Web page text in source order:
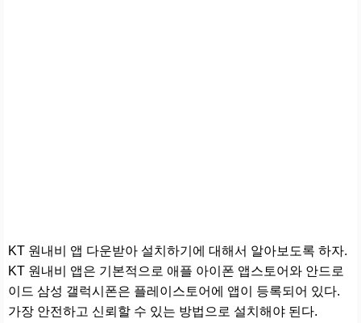
KT 원내비 앱 다운받아 설치하기에 대해서 알아보도록 하자.
KT 원내비 앱은 기본적으로 애플 아이폰 앱스토어와 안드로
이드 삼성 갤럭시폰은 플레이스토어에 앱이 등록되어 있다.
가장 안전하고 신뢰할 수 있는 방법으로 설치해야 된다.